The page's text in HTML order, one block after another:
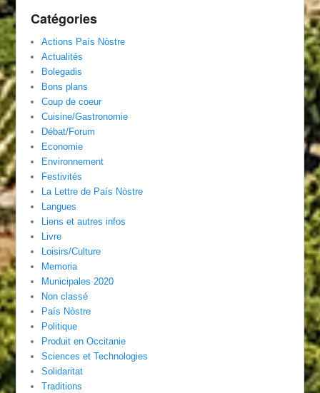
Catégories
Actions País Nòstre
Actualités
Bolegadis
Bons plans
Coup de coeur
Cuisine/Gastronomie
Débat/Forum
Economie
Environnement
Festivités
La Lettre de País Nòstre
Langues
Liens et autres infos
Livre
Loisirs/Culture
Memoria
Municipales 2020
Non classé
País Nòstre
Politique
Produit en Occitanie
Sciences et Technologies
Solidaritat
Traditions